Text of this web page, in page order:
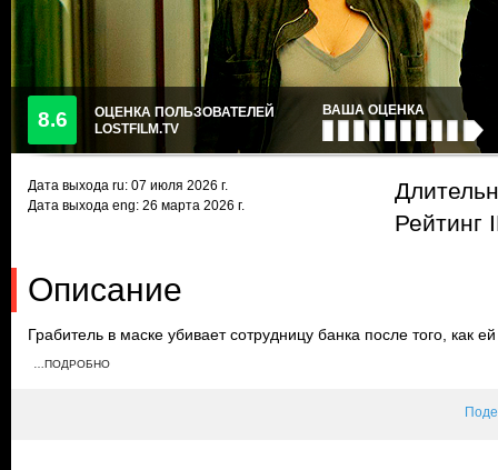
8.6
ОЦЕНКА ПОЛЬЗОВАТЕЛЕЙ
LOSTFILM.TV
ВАША ОЦЕНКА
Дата выхода ru: 07 июля 2026 г.
Дата выхода eng: 26 марта 2026 г.
Рейтинг
Описание
Грабитель в маске убивает сотрудницу банка после того, как
хранилище за тридцать секунд. Харри Холе берется за
…ПОДРОБНО